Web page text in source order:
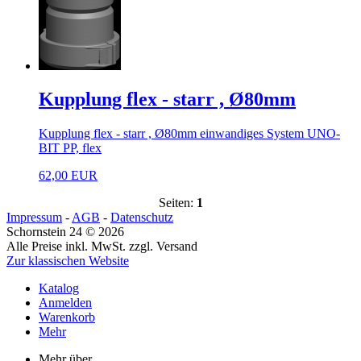
Kupplung flex - starr , Ø80mm
Kupplung flex - starr , Ø80mm einwandiges System UNO-
BIT PP, flex
62,00 EUR
Seiten: 1
Impressum - AGB - Datenschutz
Schornstein 24 © 2026
Alle Preise inkl. MwSt. zzgl. Versand
Zur klassischen Website
Katalog
Anmelden
Warenkorb
Mehr